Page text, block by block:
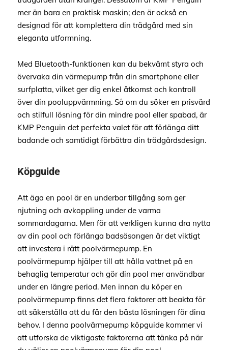
mer än bara en praktisk maskin; den är också en
designad för att komplettera din trädgård med sin
eleganta utformning.
Med Bluetooth-funktionen kan du bekvämt styra och
övervaka din värmepump från din smartphone eller
surfplatta, vilket ger dig enkel åtkomst och kontroll
över din pooluppvärmning. Så om du söker en prisvärd
och stilfull lösning för din mindre pool eller spabad, är
KMP Penguin det perfekta valet för att förlänga ditt
badande och samtidigt förbättra din trädgårdsdesign.
Köpguide
Att äga en pool är en underbar tillgång som ger
njutning och avkoppling under de varma
sommardagarna. Men för att verkligen kunna dra nytta
av din pool och förlänga badsäsongen är det viktigt
att investera i rätt poolvärmepump. En
poolvärmepump hjälper till att hålla vattnet på en
behaglig temperatur och gör din pool mer användbar
under en längre period. Men innan du köper en
poolvärmepump finns det flera faktorer att beakta för
att säkerställa att du får den bästa lösningen för dina
behov. I denna poolvärmepump köpguide kommer vi
att utforska de viktigaste faktorerna att tänka på när